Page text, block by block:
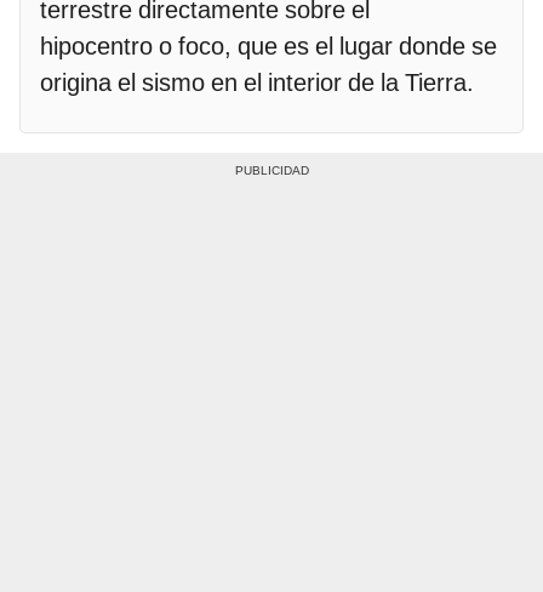
terrestre directamente sobre el
hipocentro o foco, que es el lugar donde se
origina el sismo en el interior de la Tierra.